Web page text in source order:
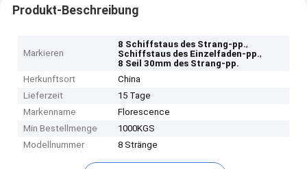
Produkt-Beschreibung
Markieren
8 Schiffstaus des Strang-pp.,
Schiffstaus des Einzelfaden-pp.,
8 Seil 30mm des Strang-pp.
Herkunftsort
China
Lieferzeit
15 Tage
Markenname
Florescence
Min Bestellmenge
1000KGS
Modellnummer
8 Stränge